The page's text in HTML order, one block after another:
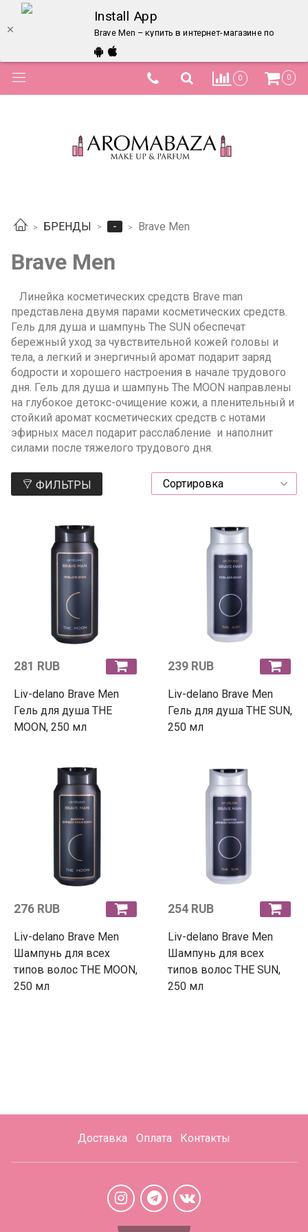
Install App
Brave Men – купить в интернет-магазине по
0 0
БРЕНДЫ - Brave Men
Brave Men
Линейка косметических средств Brave man
представлена двумя парами косметических средств.
Гель для душа и шампунь The SUN обеспечат
бережный уход за чувствительной кожей головы и
тела, а легкий и энергичный аромат подарит заряд
бодрости и хорошего настроения в начале трудового
дня. Гель для душа и шампунь The MOON направлены
на глубокое детокс-очищение кожи, а пленительный и
стойкий аромат косметических средств с нотами
эфирных масел подарит расслабление и наполнит
силами после тяжелого трудового дня.
ФИЛЬТРЫ
281 RUB
Liv-delano Brave Men
Гель для душа THE
MOON, 250 мл
239 RUB
Liv-delano Brave Men
Гель для душа THE SUN,
250 мл
276 RUB
Liv-delano Brave Men
Шампунь для всех
типов волос THE MOON,
250 мл
254 RUB
Liv-delano Brave Men
Шампунь для всех
типов волос THE SUN,
250 мл
Доставка Оплата Контакты